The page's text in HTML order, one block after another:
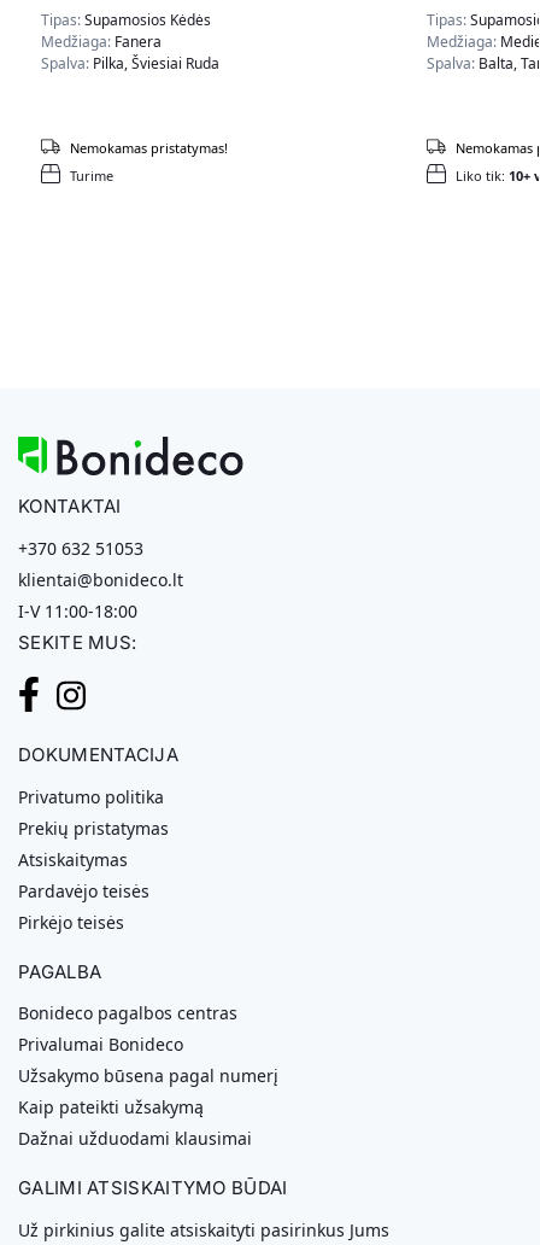
Tipas:Supamosios Kėdės
Medžiaga: Fanera
Spalva: Pilka, Šviesiai Ruda
Turime
Nemokamas pristatymas!
Tipas:
Medžiaga:
Spalva: Balta,
Liko tik: 10+
Nemokamas
KONTAKTAI
+370 632 51053
klientai@bonideco.lt
I-V 11:00-18:00
SEKITE MUS:
DOKUMENTACIJA
Privatumo politika
Prekių pristatymas
Atsiskaitymas
Pardavėjo teisės
Pirkėjo teisės
PAGALBA
Bonideco pagalbos centras
Privalumai Bonideco
Užsakymo būsena pagal numerį
Kaip pateikti užsakymą
Dažnai užduodami klausimai
GALIMI ATSISKAITYMO BŪDAI
Už pirkinius galite atsiskaityti pasirinkus Jums